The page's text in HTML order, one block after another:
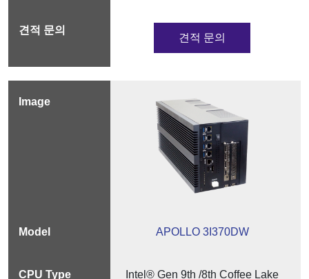
견적 문의
APOLLO 3I370DW
Intel® Gen 9th /8th Coffee Lake